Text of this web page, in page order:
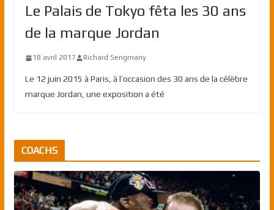
Le Palais de Tokyo fêta les 30 ans
de la marque Jordan
18 avril 2017 Richard Sengmany
Le 12 juin 2015 à Paris, à l’occasion des 30 ans de la célèbre
marque Jordan, une exposition a été
COACHS